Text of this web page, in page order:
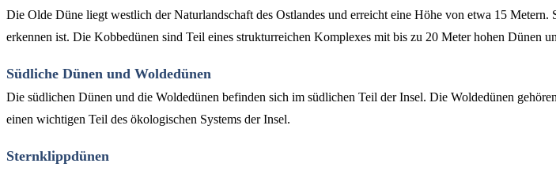
Die Olde Düne liegt westlich der Naturlandschaft des Ostlandes und erreicht eine Höhe von etwa 15
erkennen ist. Die Kobbedünen sind Teil eines strukturreichen Komplexes mit bis zu 20 Meter hohen Dünen
Südliche Dünen und Woldedünen
Die südlichen Dünen und die Woldedünen befinden sich im südlichen Teil der Insel. Die Woldedünen
einen wichtigen Teil des ökologischen Systems der Insel.
Sternklippdünen